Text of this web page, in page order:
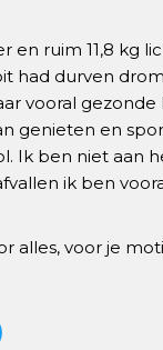
en ruim 11,8 kg
had durven
vooral gezonde
genieten en
Ik ben niet aan
ik ben
alles, voor je